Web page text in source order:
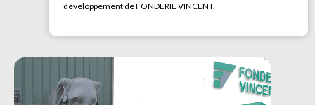
développement de FONDERIE VINCENT.